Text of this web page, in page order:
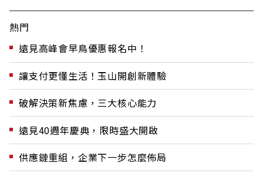
熱門
遠見高峰會早鳥優惠報名中！
讓支付更懂生活！玉山開創新體驗
破解決策新焦慮，三大核心能力
遠見40週年慶典，限時盛大開啟
供應鏈重組，企業下一步怎麼佈局